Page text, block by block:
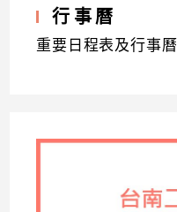
行事曆
重要日程表及行事曆